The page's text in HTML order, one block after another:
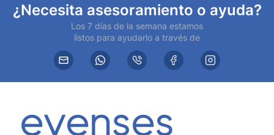
¿Necesita asesoramiento o ayuda?
Los 7 días de la semana estamos
listos para ayudarlo a través de